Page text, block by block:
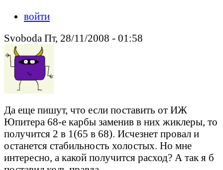
войти
Svoboda Пт, 28/11/2008 - 01:58
Да еще пишут, что если поставить от ИЖ
Юпитера 68-е карбы заменив в них жиклеры, то
получится 2 в 1(65 в 68). Исчезнет провал и
останется стабильность холостых. Но мне
интересно, а какой получится расход? А так я б